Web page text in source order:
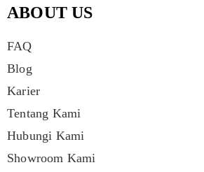
ABOUT US
FAQ
Blog
Karier
Tentang Kami
Hubungi Kami
Showroom Kami